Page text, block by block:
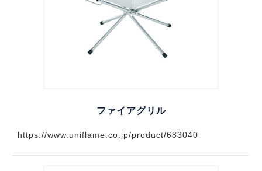
ファイアグリル
https://www.uniflame.co.jp/product/683040